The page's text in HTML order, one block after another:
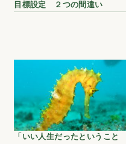
目標設定 ２つの間違い
「いい人生だったということ